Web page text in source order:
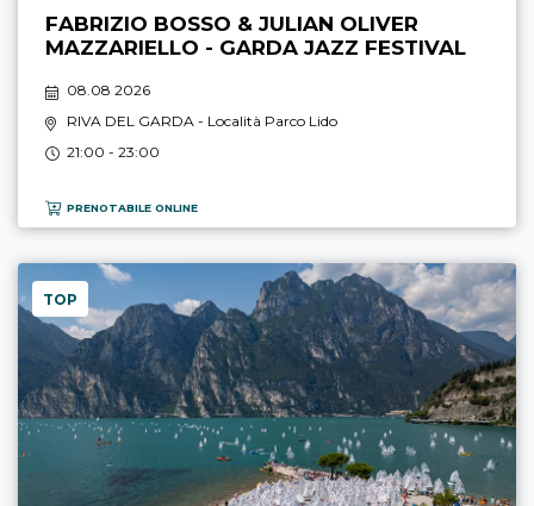
FABRIZIO BOSSO & JULIAN OLIVER
MAZZARIELLO - GARDA JAZZ FESTIVAL
08.08 2026
RIVA DEL GARDA - Località Parco Lido
21:00 - 23:00
PRENOTABILE ONLINE
TOP